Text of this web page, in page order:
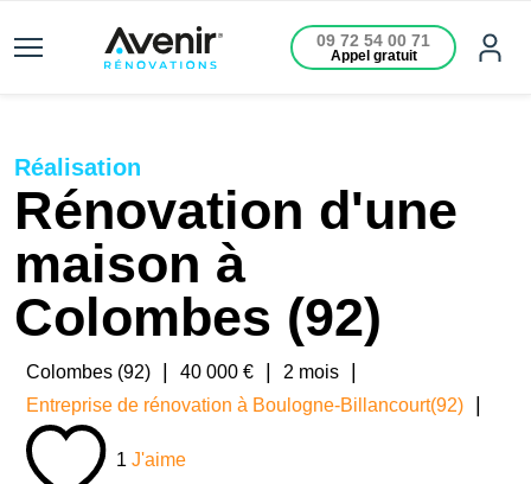
09 72 54 00 71
Appel gratuit
Réalisation
Rénovation d'une
maison à
Colombes (92)
Colombes (92) 40 000 € 2 mois
Entreprise de rénovation à Boulogne-Billancourt(92)
1 J'aime